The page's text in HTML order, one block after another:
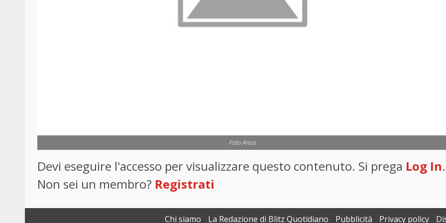
Foto Ansa
Devi eseguire l'accesso per visualizzare questo contenuto. Si prega Log In.
Non sei un membro? Registrati
Chi siamo La Redazione di Blitz Quotidiano Pubblicità Privacy policy